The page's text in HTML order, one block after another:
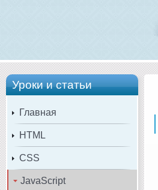
Уроки и статьи
Главная
HTML
CSS
JavaScript